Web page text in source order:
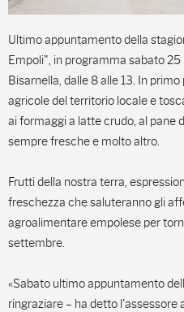
Ultimo appuntamento della
Empoli", in programma sabato
Bisarnella, dalle 8 alle 13. In
agricole del territorio locale e
ai formaggi a latte crudo, al pane
sempre fresche e molto altro.
Frutti della nostra terra,
freschezza che saluteranno gli
agroalimentare empolese per
settembre.
«Sabato ultimo appuntamento
ringraziare – ha detto